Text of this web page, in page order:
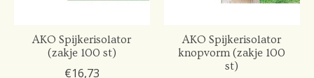
AKO Spijkerisolator
(zakje 100 st)
€16,73
AKO Spijkerisolator
knopvorm (zakje 100
st)